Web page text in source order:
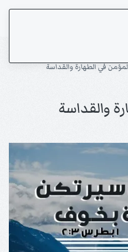
في الطهارة والقداسة
والقداسة